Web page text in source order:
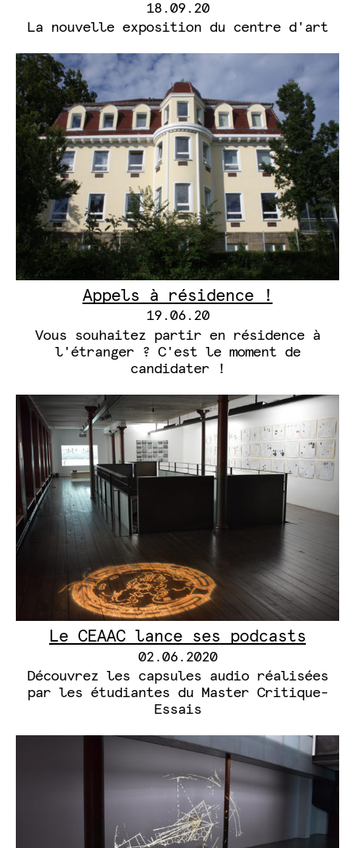
18.09.20
La nouvelle exposition du centre d'art
Appels à résidence !
19.06.20
Vous souhaitez partir en résidence à
l'étranger ? C'est le moment de
candidater !
Le CEAAC lance ses podcasts
02.06.2020
Découvrez les capsules audio réalisées
par les étudiantes du Master Critique-
Essais